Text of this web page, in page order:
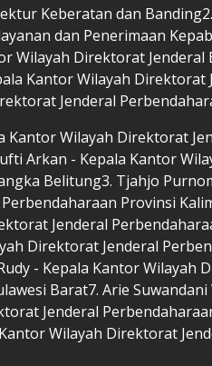
Keberatan dan
dan Penerimaan
Wilayah Direktorat Jenderal
Kantor Wilayah Direktorat
Jenderal
Kantor Wilayah Direktorat
Arkan - Kepala Kantor
Belitung3. Tjahjo
Provinsi
Jenderal
Direktorat Jenderal
- Kepala Kantor Wilayah
Barat7. Arie
Jenderal
Wilayah Direktorat